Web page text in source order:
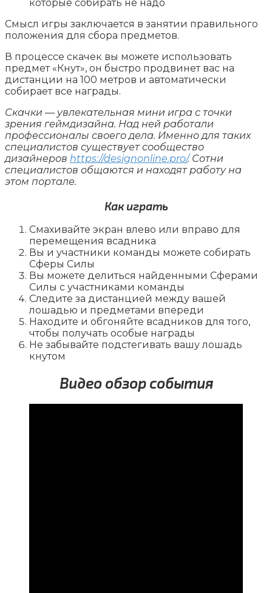
которые собирать не надо
Смысл игры заключается в занятии правильного
положения для сбора предметов.
В процессе скачек вы можете использовать
предмет «Кнут», он быстро продвинет вас на
дистанции на 100 метров и автоматически
собирает все награды.
Скачки — увлекательная мини игра с точки
зрения геймдизайна. Над ней работали
профессионалы своего дела. Именно для таких
специалистов существует сообщество
дизайнеров https://designonline.pro/. Сотни
специалистов общаются и находят работу на
этом портале.
Как играть
Смахивайте экран влево или вправо для
перемещения всадника
Вы и участники команды можете собирать
Сферы Силы
Вы можете делиться найденными Сферами
Силы с участниками команды
Следите за дистанцией между вашей
лошадью и предметами впереди
Находите и обгоняйте всадников для того,
чтобы получать особые награды
Не забывайте подстегивать вашу лошадь
кнутом
Видео обзор события